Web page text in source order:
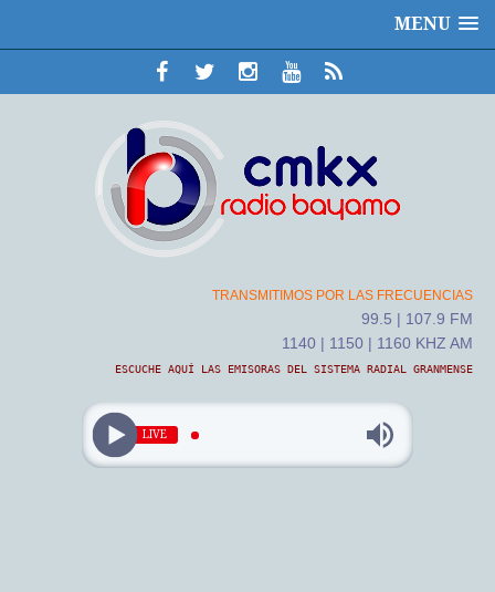
MENU
TRANSMITIMOS POR LAS FRECUENCIAS
99.5 | 107.9 FM
1140 | 1150 | 1160 KHZ AM
ESCUCHE AQUÍ LAS EMISORAS DEL SISTEMA RADIAL GRANMENSE
LIVE